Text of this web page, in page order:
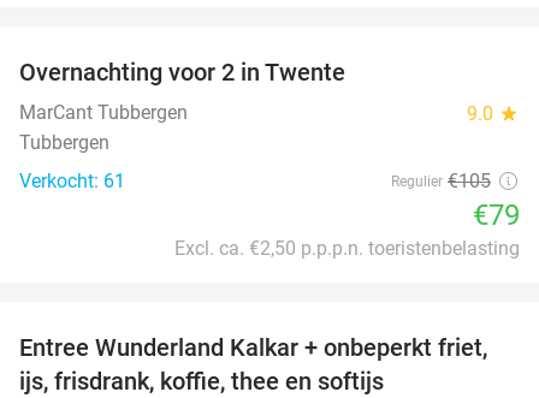
Overnachting voor 2 in Twente
MarCant Tubbergen 9.0 star
Tubbergen
Verkocht: 61
Regulier €105
€79
Excl. ca. €2,50 p.p.p.n. toeristenbelasting
32%
Entree Wunderland Kalkar + onbeperkt friet,
ijs, frisdrank, koffie, thee en softijs